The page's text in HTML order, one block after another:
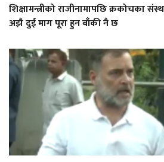
शिक्षामन्त्रीको राजीनामापछि क्रकोचका
अझै दुई माग पूरा हुन बाँकी नै छ